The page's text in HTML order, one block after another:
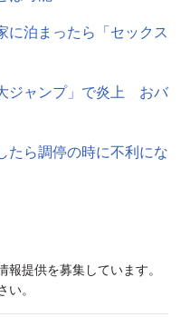
に泊まったら「セックス
ジャンプ」で炎上 おバ
たら調停の時に不利にな
提供を募集しています。
。